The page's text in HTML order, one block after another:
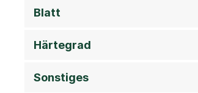
Blatt
Härtegrad
Sonstiges